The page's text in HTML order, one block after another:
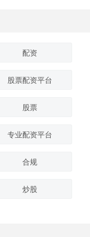
配资
股票配资平台
股票
专业配资平台
合规
炒股